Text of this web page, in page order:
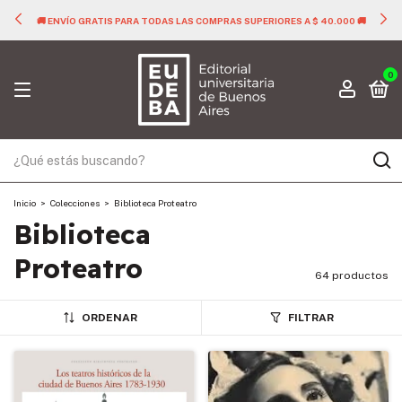
🚚 ENVÍO GRATIS PARA TODAS LAS COMPRAS SUPERIORES A $ 40.000 🚚
0
Inicio > Colecciones > Biblioteca Proteatro
Biblioteca
Proteatro
64 productos
ORDENAR FILTRAR